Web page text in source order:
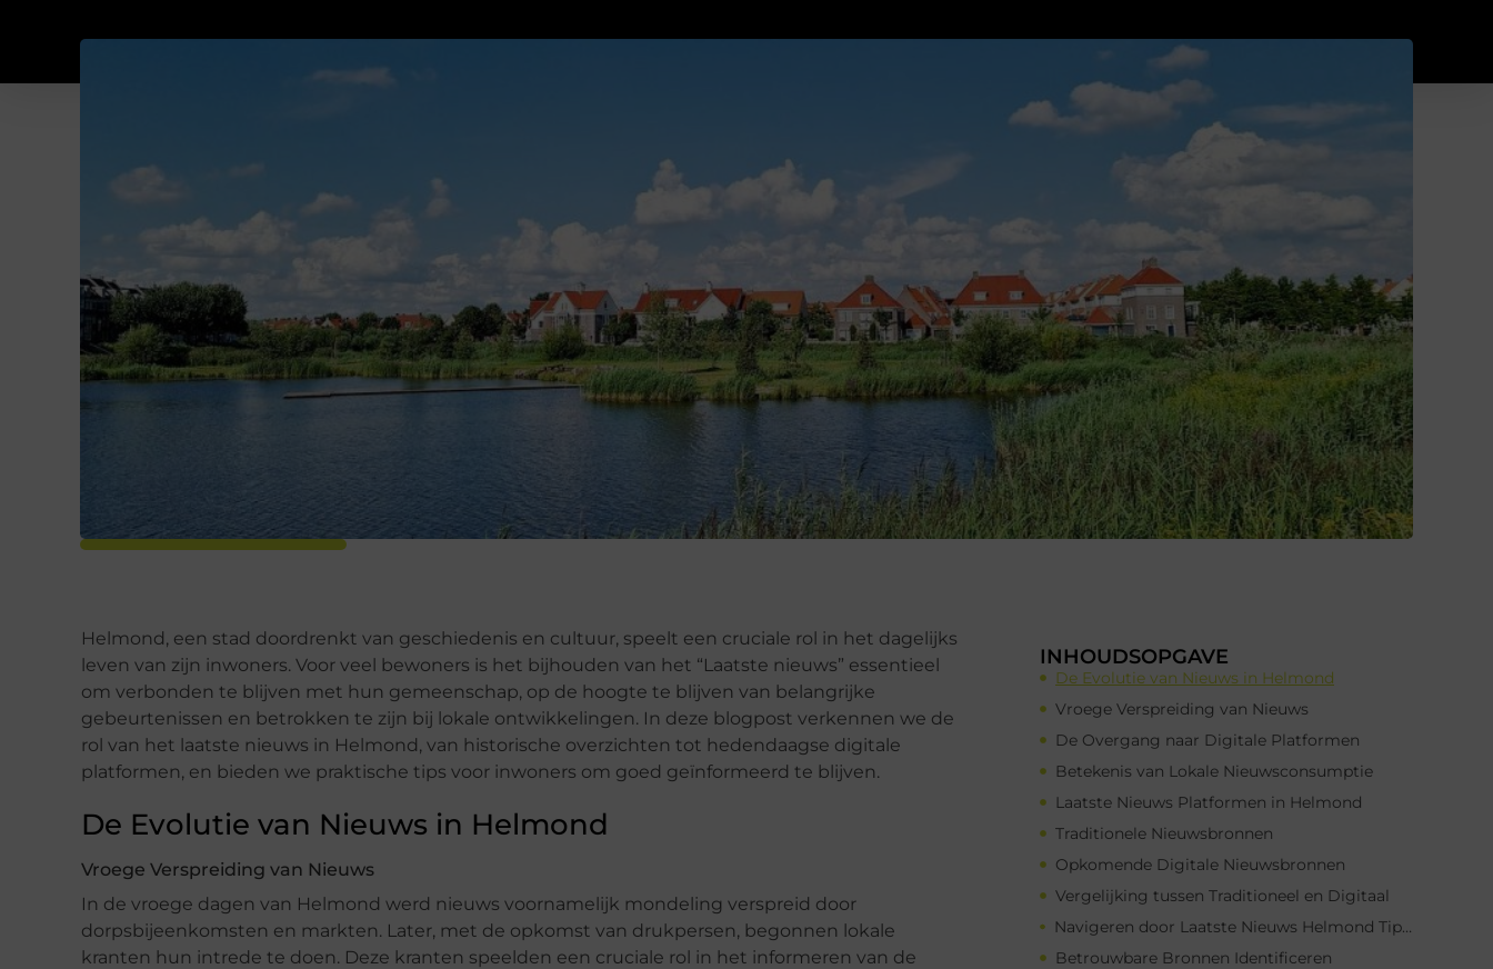
Helmond, een stad doordrenkt van geschiedenis en cultuur, speelt een cruciale rol in het dagelijks
leven van zijn inwoners. Voor veel bewoners is het bijhouden van het “Laatste nieuws” essentieel
om verbonden te blijven met hun gemeenschap, op de hoogte te blijven van belangrijke
gebeurtenissen en betrokken te zijn bij lokale ontwikkelingen. In deze blogpost verkennen we de
rol van het laatste nieuws in Helmond, van historische overzichten tot hedendaagse digitale
platformen, en bieden we praktische tips voor inwoners om goed geïnformeerd te blijven.
De Evolutie van Nieuws in Helmond
Vroege Verspreiding van Nieuws
In de vroege dagen van Helmond werd nieuws voornamelijk mondeling verspreid door
dorpsbijeenkomsten en markten. Later, met de opkomst van drukpersen, begonnen lokale
kranten hun intrede te doen. Deze kranten speelden een cruciale rol in het informeren van de
INHOUDSOPGAVE
De Evolutie van Nieuws in Helmond
Vroege Verspreiding van Nieuws
De Overgang naar Digitale Platformen
Betekenis van Lokale Nieuwsconsumptie
Laatste Nieuws Platformen in Helmond
Traditionele Nieuwsbronnen
Opkomende Digitale Nieuwsbronnen
Vergelijking tussen Traditioneel en Digitaal
Navigeren door Laatste Nieuws Helmond Tips voor Inwoners
Betrouwbare Bronnen Identificeren